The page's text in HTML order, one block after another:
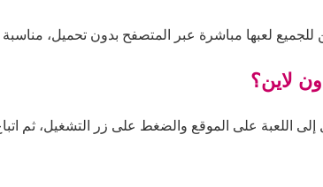
للجميع لعبها مباشرة عبر المتصفح بدون تحميل،
لاين؟
اللعبة على الموقع والضغط على زر التشغيل، ثم